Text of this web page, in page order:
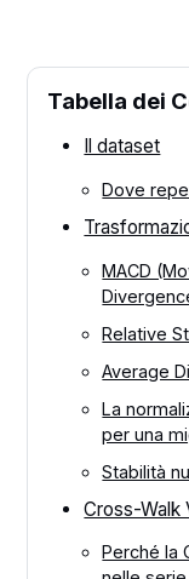
Tabella dei
Il dataset
Dove
MACD
Relative
Average
La
per una
Stabilità
Cross-Walk
Perché la